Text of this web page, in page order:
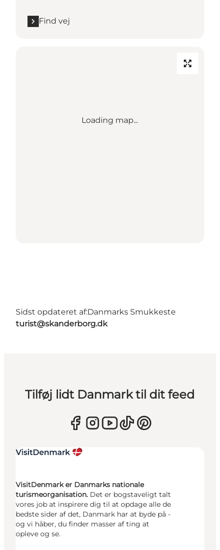
Find vej
Loading map...
Sidst opdateret af:Danmarks Smukkeste
turist@skanderborg.dk
Tilføj lidt Danmark til dit feed
VisitDenmark er Danmarks nationale
turismeorganisation. Det er bogstaveligt talt
vores job at inspirere dig til at opdage alle de
bedste sider af det, Danmark har at byde på -
og vi håber, du finder masser af ting at
opleve og se.